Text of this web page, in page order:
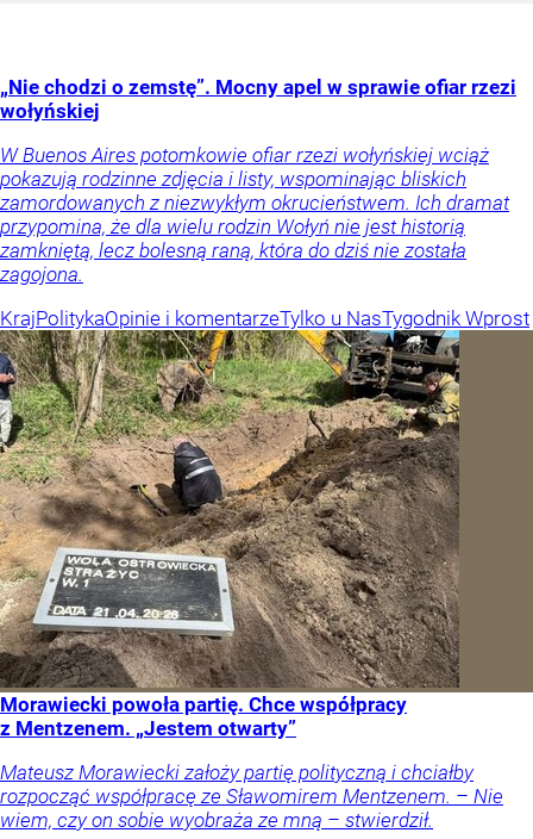
„Nie chodzi o zemstę”. Mocny apel w sprawie ofiar rzezi
wołyńskiej
W Buenos Aires potomkowie ofiar rzezi wołyńskiej wciąż
pokazują rodzinne zdjęcia i listy, wspominając bliskich
zamordowanych z niezwykłym okrucieństwem. Ich dramat
przypomina, że dla wielu rodzin Wołyń nie jest historią
zamkniętą, lecz bolesną raną, która do dziś nie została
zagojona.
KrajPolitykaOpinie i komentarzeTylko u NasTygodnik Wprost
Morawiecki powoła partię. Chce współpracy
z Mentzenem. „Jestem otwarty”
Mateusz Morawiecki założy partię polityczną i chciałby
rozpocząć współpracę ze Sławomirem Mentzenem. – Nie
wiem, czy on sobie wyobraża ze mną – stwierdził.